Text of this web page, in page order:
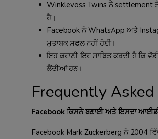
Winklevoss Twins ਨੇ settlement
ਹੈ।
Facebook ਨੇ WhatsApp ਅਤੇ
ਮੁਤਾਬਕ ਸਫਲ ਨਹੀਂ ਹੋਈ।
ਇਹ ਕਹਾਣੀ ਇਹ ਸਾਬਿਤ ਕਰਦੀ ਹੈ ਕਿ
ਲੈਂਦੀਆਂ ਹਨ।
Frequently
Facebook ਕਿਸਨੇ ਬਣਾਈ ਅਤੇ ਇਸਦਾ
Facebook Mark Zuckerberg ਨੇ 2004